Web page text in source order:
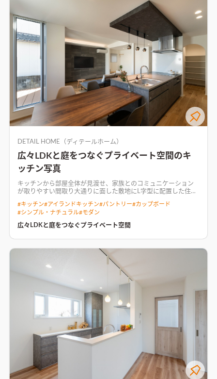
DETAIL HOME（ディテールホーム）
広々LDKと庭をつなぐプライベート空間のキ
ッチン写真
キッチンから部屋全体が見渡せ、家族とのコミュニケーション
が取りやすい間取り 大通りに面した敷地にL字型に配置した住ま
LDKからはプライベート空間であるテラスを眺められる。 寝室
とLDKを1階に配置し、マンションスタイルな暮らしを実現。 回
遊型の家事動線は日々の生活をストレスなく過ごせるプラン。
どこからでも家族の気配を感じられる空間
#キッチン#アイランドキッチン#パントリー#カップボード
#シンプル・ナチュラル#モダン
広々LDKと庭をつなぐプライベート空間